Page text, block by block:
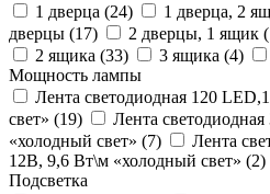
1 дверца (24) 1 дверца, 2
дверцы (17) 2 дверцы, 1 ящик (
2 ящика (33) 3 ящика (4)
Мощность лампы
Лента светодиодная 120
свет» (19)
Лента
«холодный свет» (7)
Лента
12В, 9,6 Вт\м «холодный свет» (2)
Подсветка